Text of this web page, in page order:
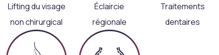
Lifting du visage
non chirurgical
Éclaircie
régionale
Traitements
dentaires